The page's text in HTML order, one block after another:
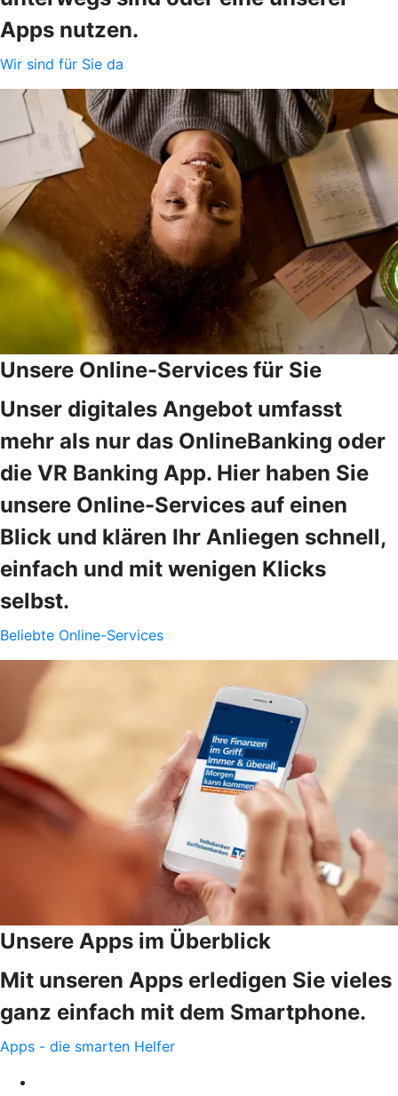
Apps nutzen.
Wir sind für Sie da
Unsere Online-Services für Sie
Unser digitales Angebot umfasst
mehr als nur das OnlineBanking oder
die VR Banking App. Hier haben Sie
unsere Online-Services auf einen
Blick und klären Ihr Anliegen schnell,
einfach und mit wenigen Klicks
selbst.
Beliebte Online-Services
Unsere Apps im Überblick
Mit unseren Apps erledigen Sie vieles
ganz einfach mit dem Smartphone.
Apps - die smarten Helfer